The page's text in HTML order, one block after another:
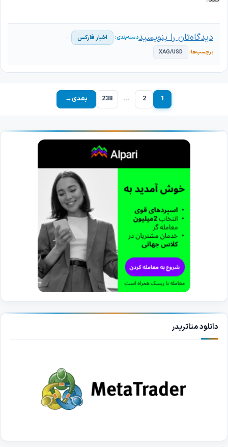
اخبار فارکس
XAG/USD
دیدگاه‌تان را بنویسید
برگه1 برگه2
… برگه
238 بعدی→
دانلود متاتریدر